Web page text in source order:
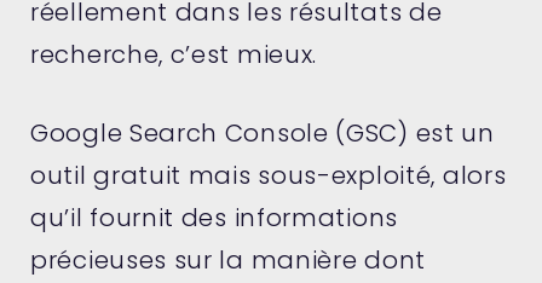
réellement dans les résultats de
recherche, c’est mieux.
Google Search Console (GSC) est un
outil gratuit mais sous-exploité, alors
qu’il fournit des informations
précieuses sur la manière dont